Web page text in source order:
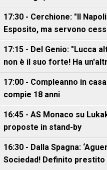
17:30 - Cerchione: "Il
Esposito, ma servono
17:15 - Del Genio: "Lucca
non è il suo forte! Ha
17:00 - Compleanno in
compie 18 anni
16:45 - AS Monaco su
proposte in stand-by
16:30 - Dalla Spagna:
Sociedad! Definito prestito